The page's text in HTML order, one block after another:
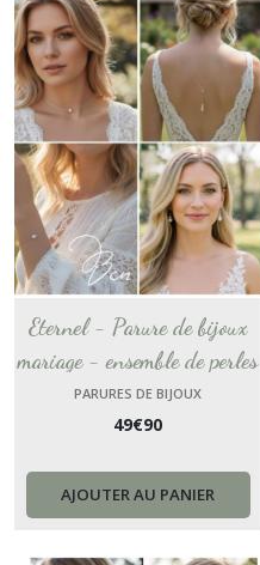
Eternel - Parure de bijoux
mariage - ensemble de perles
coloris blanc ou ivoire -
collier de mariée idéal pour
PARURES DE BIJOUX
49€90
AJOUTER AU PANIER